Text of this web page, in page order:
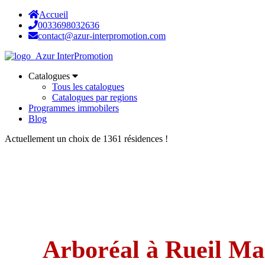
Accueil
0033698032636
contact@azur-interpromotion.com
Catalogues
Tous les catalogues
Catalogues par regions
Programmes immobilers
Blog
Actuellement un choix de 1361 résidences !
Arboréal à Rueil